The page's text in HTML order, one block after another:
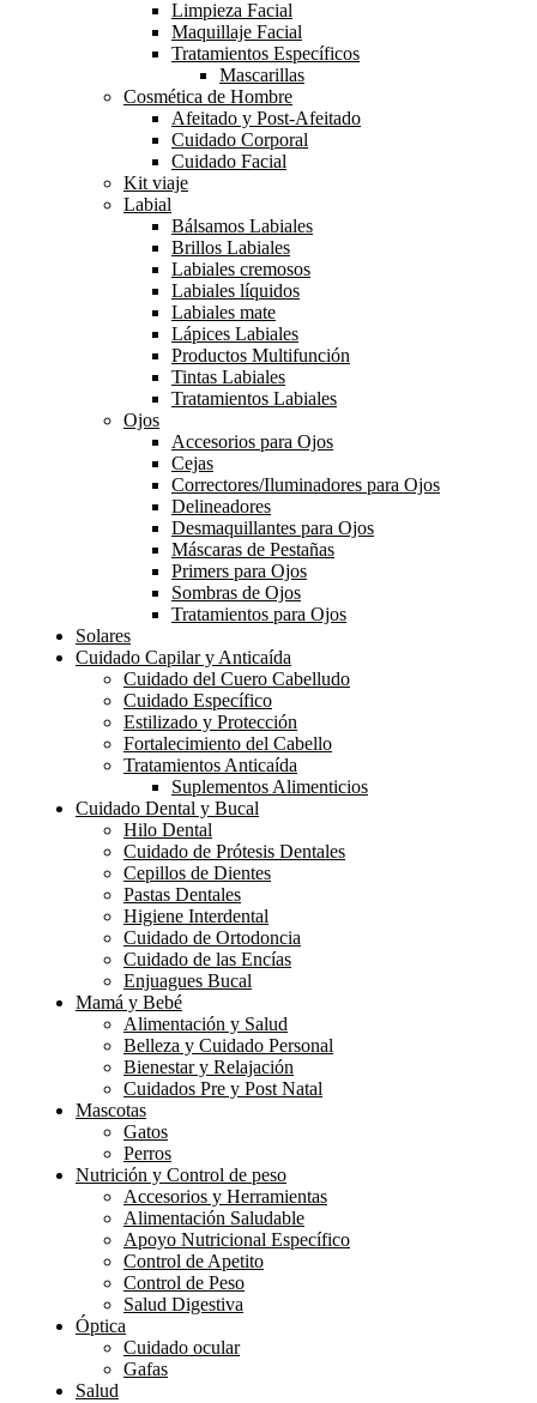
Limpieza Facial
Maquillaje Facial
Tratamientos Específicos
Mascarillas
Cosmética de Hombre
Afeitado y Post-Afeitado
Cuidado Corporal
Cuidado Facial
Kit viaje
Labial
Bálsamos Labiales
Brillos Labiales
Labiales cremosos
Labiales líquidos
Labiales mate
Lápices Labiales
Productos Multifunción
Tintas Labiales
Tratamientos Labiales
Ojos
Accesorios para Ojos
Cejas
Correctores/Iluminadores para Ojos
Delineadores
Desmaquillantes para Ojos
Máscaras de Pestañas
Primers para Ojos
Sombras de Ojos
Tratamientos para Ojos
Solares
Cuidado Capilar y Anticaída
Cuidado del Cuero Cabelludo
Cuidado Específico
Estilizado y Protección
Fortalecimiento del Cabello
Tratamientos Anticaída
Suplementos Alimenticios
Cuidado Dental y Bucal
Hilo Dental
Cuidado de Prótesis Dentales
Cepillos de Dientes
Pastas Dentales
Higiene Interdental
Cuidado de Ortodoncia
Cuidado de las Encías
Enjuagues Bucal
Mamá y Bebé
Alimentación y Salud
Belleza y Cuidado Personal
Bienestar y Relajación
Cuidados Pre y Post Natal
Mascotas
Gatos
Perros
Nutrición y Control de peso
Accesorios y Herramientas
Alimentación Saludable
Apoyo Nutricional Específico
Control de Apetito
Control de Peso
Salud Digestiva
Óptica
Cuidado ocular
Gafas
Salud